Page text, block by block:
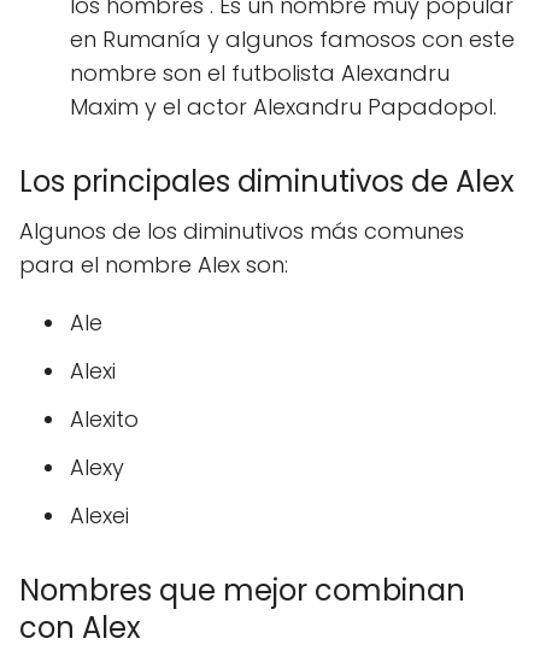
en Rumanía y algunos famosos con este
nombre son el futbolista Alexandru
Maxim y el actor Alexandru Papadopol.
Los principales diminutivos de Alex
Algunos de los diminutivos más comunes
para el nombre Alex son:
Ale
Alexi
Alexito
Alexy
Alexei
Nombres que mejor combinan
con Alex